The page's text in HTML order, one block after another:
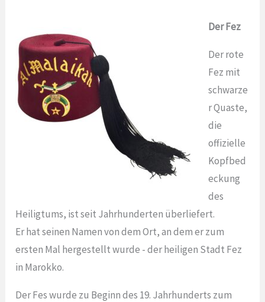
Der Fez
Der rote
Fez mit
schwarze
r Quaste,
die
offizielle
Kopfbed
eckung
des
Heiligtums, ist seit Jahrhunderten überliefert.
Er hat seinen Namen von dem Ort, an dem er zum
ersten Mal hergestellt wurde - der heiligen Stadt Fez
in Marokko.
Der Fes wurde zu Beginn des 19. Jahrhunderts zum